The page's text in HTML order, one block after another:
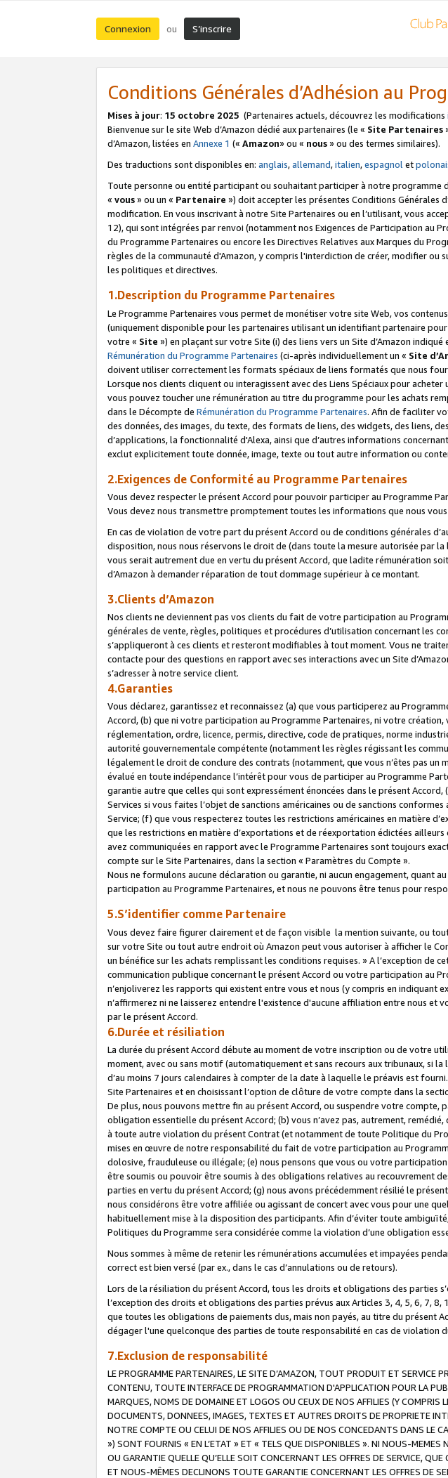
Connexion ou S’inscrire
Conditions Générales d’Adhésion au
Mises à jour: 15 octobre 2025 (Partenaires actuels, découvrez les modifications
Bienvenue sur le site Web d’Amazon dédié aux partenaires (le « Site Partenaires
d’Amazon, listées en Annexe 1 (« Amazon» ou « nous» ou des termes similaires).
Des traductions sont disponibles en: anglais,allemand,italien,espagnolet
Toute personne ou entité participant ou souhaitant participer à notre programme
« vous» ou un « Partenaire ») doit accepter les présentes Conditions Générales
modification. En vous inscrivant à notre Site Partenaires ou en l’utilisant, vous
12), qui sont intégrées par renvoi (notamment nos Exigences de Participation au
du Programme Partenaires ou encore les Directives Relatives aux Marques du
règles de la communauté d'Amazon, y compris l'interdiction de créer, modifier
les politiques et directives.
1.Description du Programme Partenaires
Le Programme Partenaires vous permet de monétiser votre site Web, vos
(uniquement disponible pour les partenaires utilisant un identifiant partenaire
votre « Site ») en plaçant sur votre Site (i) des liens vers un Site d’Amazon indiqué
Rémunération du Programme Partenaires (ci-après individuellement un « Site
doivent utiliser correctement les formats spéciaux de liens formatés que nous
Lorsque nos clients cliquent ou interagissent avec des Liens Spéciaux pour
vous pouvez toucher une rémunération au titre du programme pour les achats
dans le Décompte de Rémunération du Programme Partenaires. Afin de faciliter
des données, des images, du texte, des formats de liens, des widgets, des liens,
d’applications, la fonctionnalité d'Alexa, ainsi que d’autres informations
exclut explicitement toute donnée, image, texte ou tout autre information ou
2.Exigences de Conformité au Programme Partenaires
Vous devez respecter le présent Accord pour pouvoir participer au Programme
Vous devez nous transmettre promptement toutes les informations que nous
En cas de violation de votre part du présent Accord ou de conditions générales
disposition, nous nous réservons le droit de (dans toute la mesure autorisée par
vous serait autrement due en vertu du présent Accord, que ladite rémunération
d’Amazon à demander réparation de tout dommage supérieur à ce montant.
3.Clients d’Amazon
Nos clients ne deviennent pas vos clients du fait de votre participation au
générales de vente, règles, politiques et procédures d’utilisation concernant les
s’appliqueront à ces clients et resteront modifiables à tout moment. Vous ne
contacte pour des questions en rapport avec ses interactions avec un Site
s’adresser à notre service client.
4.Garanties
Vous déclarez, garantissez et reconnaissez (a) que vous participerez au
Accord, (b) que ni votre participation au Programme Partenaires, ni votre
réglementation, ordre, licence, permis, directive, code de pratiques, norme
autorité gouvernementale compétente (notamment les règles régissant les
légalement le droit de conclure des contrats (notamment, que vous n’êtes pas un
évalué en toute indépendance l’intérêt pour vous de participer au Programme
garantie autre que celles qui sont expressément énoncées dans le présent
Services si vous faites l’objet de sanctions américaines ou de sanctions
Service; (f) que vous respecterez toutes les restrictions américaines en matière
que les restrictions en matière d’exportations et de réexportation édictées
avez communiquées en rapport avec le Programme Partenaires sont toujours
compte sur le Site Partenaires, dans la section « Paramètres du Compte ».
Nous ne formulons aucune déclaration ou garantie, ni aucun engagement, quant
participation au Programme Partenaires, et nous ne pouvons être tenus pour
5.S’identifier comme Partenaire
Vous devez faire figurer clairement et de façon visible la mention suivante, ou
sur votre Site ou tout autre endroit où Amazon peut vous autoriser à afficher le
un bénéfice sur les achats remplissant les conditions requises. » A l’exception
communication publique concernant le présent Accord ou votre participation au
n’enjoliverez les rapports qui existent entre vous et nous (y compris en indiquant
n’affirmerez ni ne laisserez entendre l'existence d'aucune affiliation entre nous
par le présent Accord.
6.Durée et résiliation
La durée du présent Accord débute au moment de votre inscription ou de votre
moment, avec ou sans motif (automatiquement et sans recours aux tribunaux, si
d’au moins 7 jours calendaires à compter de la date à laquelle le préavis est
Site Partenaires et en choisissant l’option de clôture de votre compte dans la
De plus, nous pouvons mettre fin au présent Accord, ou suspendre votre compte,
obligation essentielle du présent Accord; (b) vous n’avez pas, autrement,
à toute autre violation du présent Contrat (et notamment de toute Politique du
mises en œuvre de notre responsabilité du fait de votre participation au
dolosive, frauduleuse ou illégale; (e) nous pensons que vous ou votre
être soumis ou pouvoir être soumis à des obligations relatives au recouvrement
parties en vertu du présent Accord; (g) nous avons précédemment résilié le
nous considérons être votre affiliée ou agissant de concert avec vous pour une
habituellement mise à la disposition des participants. Afin d’éviter toute
Politiques du Programme sera considérée comme la violation d’une obligation
Nous sommes à même de retenir les rémunérations accumulées et impayées
correct est bien versé (par ex., dans le cas d’annulations ou de retours).
Lors de la résiliation du présent Accord, tous les droits et obligations des parties
l’exception des droits et obligations des parties prévus aux Articles 3, 4, 5, 6, 7,
que toutes les obligations de paiements dus, mais non payés, au titre du présent
dégager l'une quelconque des parties de toute responsabilité en cas de violation
7.Exclusion de responsabilité
LE PROGRAMME PARTENAIRES, LE SITE D’AMAZON, TOUT PRODUIT ET SERVICE
CONTENU, TOUTE INTERFACE DE PROGRAMMATION D'APPLICATION POUR LA
MARQUES, NOMS DE DOMAINE ET LOGOS OU CEUX DE NOS AFFILIES (Y
DOCUMENTS, DONNEES, IMAGES, TEXTES ET AUTRES DROITS DE PROPRIETE
NOTRE COMPTE OU CELUI DE NOS AFFILIES OU DE NOS CONCEDANTS DANS LE
») SONT FOURNIS « EN L’ETAT » ET « TELS QUE DISPONIBLES ». NI NOUS-
OU GARANTIE QUELLE QU’ELLE SOIT CONCERNANT LES OFFRES DE SERVICE,
ET NOUS-MÊMES DECLINONS TOUTE GARANTIE CONCERNANT LES OFFRES DE